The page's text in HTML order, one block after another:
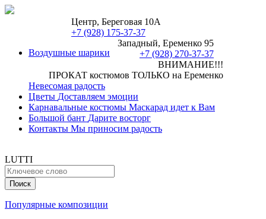
Центр, Береговая 10А
+7 (928) 175-37-37
Западный, Еременко 95
+7 (928) 270-37-37
ВНИМАНИЕ!!!
ПРОКАТ костюмов ТОЛЬКО на Еременко
Воздушные шарики
Невесомая радость
Цветы Доставляем эмоции
Карнавальные костюмы Маскарад идет к Вам
Большой бант Дарите восторг
Контакты Мы приносим радость
LUTTI
Популярные композиции